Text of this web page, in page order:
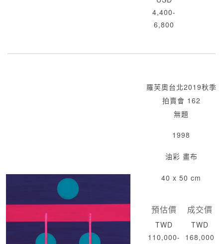
4,400-
6,800
羅芙奧台北2019秋季
拍賣會 162
無題
1998
油彩 畫布
40 x 50 cm
預估價
TWD
110,000-
成交價
TWD
168,000